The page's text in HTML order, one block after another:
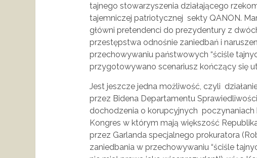
tajnego stowarzyszenia działającego
tajemniczej patriotycznej sekty QANON.
główni pretendenci do prezydentury z
przestępstwa odnośnie zaniedbań i
przechowywaniu państwowych “ściśle
przygotowywano scenariusz kończący się
Jest jeszcze jedna możliwość, czyli
przez Bidena Departamentu
dochodzenia o korupcyjnych
Kongres w którym mają większość
przez Garlanda specjalnego prokuratora
zaniedbania w przechowywaniu “ściśle